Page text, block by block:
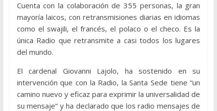
Cuenta con la colaboración de 355 personas, la gran
mayoría laicos, con retransmisiones diarias en idiomas
como el swajili, el francés, el polaco o el checo. Es la
única Radio que retransmite a casi todos los lugares
del mundo.
El cardenal Giovanni Lajolo, ha sostenido en su
intervención que con la Radio, la Santa Sede tiene “un
camino nuevo y eficaz para exprimir la universalidad de
su mensaje” y ha declarado que los radio mensajes de